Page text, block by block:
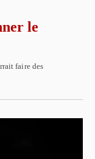
le
faire des